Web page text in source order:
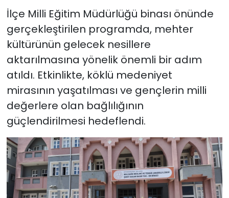
İlçe Milli Eğitim Müdürlüğü binası önünde
gerçekleştirilen programda, mehter
kültürünün gelecek nesillere
aktarılmasına yönelik önemli bir adım
atıldı. Etkinlikte, köklü medeniyet
mirasının yaşatılması ve gençlerin milli
değerlere olan bağlılığının
güçlendirilmesi hedeflendi.